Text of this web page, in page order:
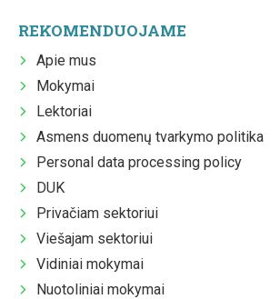
REKOMENDUOJAME
Apie mus
Mokymai
Lektoriai
Asmens duomenų tvarkymo politika
Personal data processing policy
DUK
Privačiam sektoriui
Viešajam sektoriui
Vidiniai mokymai
Nuotoliniai mokymai